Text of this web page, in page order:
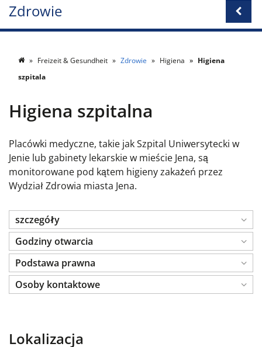
Zdrowie
Freizeit & Gesundheit Zdrowie Higiena
Higiena
szpitala
Higiena szpitalna
Placówki medyczne, takie jak Szpital Uniwersytecki w
Jenie lub gabinety lekarskie w mieście Jena, są
monitorowane pod kątem higieny zakażeń przez
Wydział Zdrowia miasta Jena.
szczegóły
Godziny otwarcia
Podstawa prawna
Osoby kontaktowe
Lokalizacja